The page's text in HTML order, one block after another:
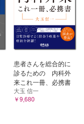
患者さんを総合的に
診るための 内科外
来これ一冊、必携書
大玉 信一
￥9,680